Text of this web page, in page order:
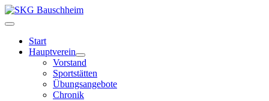
Start
Hauptverein
Vorstand
Sportstätten
Übungsangebote
Chronik